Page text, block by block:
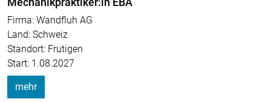
Firma: Wandfluh AG
Land: Schweiz
Standort: Frutigen
Start: 1.08.2027
mehr